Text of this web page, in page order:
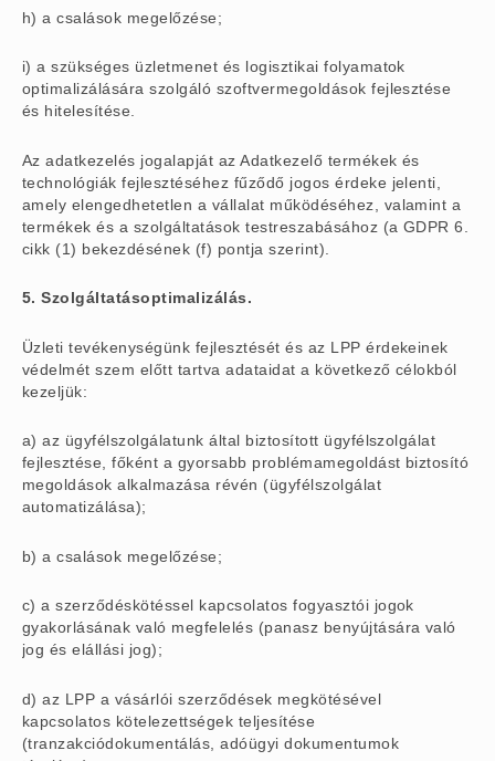
h) a csalások megelőzése;
i) a szükséges üzletmenet és logisztikai folyamatok
optimalizálására szolgáló szoftvermegoldások fejlesztése
és hitelesítése.
Az adatkezelés jogalapját az Adatkezelő termékek és
technológiák fejlesztéséhez fűződő jogos érdeke jelenti,
amely elengedhetetlen a vállalat működéséhez, valamint a
termékek és a szolgáltatások testreszabásához (a GDPR 6.
cikk (1) bekezdésének (f) pontja szerint).
5. Szolgáltatásoptimalizálás.
Üzleti tevékenységünk fejlesztését és az LPP érdekeinek
védelmét szem előtt tartva adataidat a következő célokból
kezeljük:
a) az ügyfélszolgálatunk által biztosított ügyfélszolgálat
fejlesztése, főként a gyorsabb problémamegoldást biztosító
megoldások alkalmazása révén (ügyfélszolgálat
automatizálása);
b) a csalások megelőzése;
c) a szerződéskötéssel kapcsolatos fogyasztói jogok
gyakorlásának való megfelelés (panasz benyújtására való
jog és elállási jog);
d) az LPP a vásárlói szerződések megkötésével
kapcsolatos kötelezettségek teljesítése
(tranzakciódokumentálás, adóügyi dokumentumok